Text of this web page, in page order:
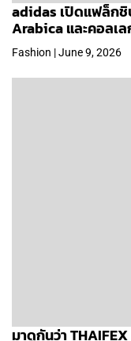
adidas เปิดแฟล็กชิ
Arabica และคอลเ
Fashion | June 9, 2026
มาดูกันว่า